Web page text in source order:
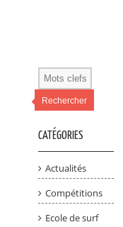
Rechercher
CATÉGORIES
Actualités
Compétitions
Ecole de surf